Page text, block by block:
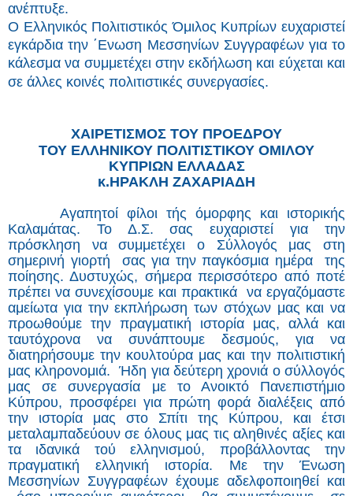
ανέπτυξε.
Ο Ελληνικός Πολιτιστικός Όμιλος Κυπρίων ευχαριστεί
εγκάρδια την ΄Ενωση Μεσσηνίων Συγγραφέων για το
κάλεσμα να συμμετέχει στην εκδήλωση και εύχεται και
σε άλλες κοινές πολιτιστικές συνεργασίες.
XAIΡΕΤΙΣΜΟΣ ΤΟΥ ΠΡΟΕΔΡΟΥ
ΤΟΥ ΕΛΛΗΝΙΚΟΥ ΠΟΛΙΤΙΣΤΙΚΟΥ ΟΜΙΛΟΥ
ΚΥΠΡΙΩΝ ΕΛΛΑΔΑΣ
κ.ΗΡΑΚΛΗ ΖΑΧΑΡΙΑΔΗ
Αγαπητοί φίλοι τής όμορφης και ιστορικής
Καλαμάτας. Το Δ.Σ. σας ευχαριστεί για την
πρόσκληση να συμμετέχει ο Σύλλογός μας στη
σημερινή γιορτή σας για την παγκόσμια ημέρα της
ποίησης. Δυστυχώς, σήμερα περισσότερο από ποτέ
πρέπει να συνεχίσουμε και πρακτικά να εργαζόμαστε
αμείωτα για την εκπλήρωση των στόχων μας και να
προωθούμε την πραγματική ιστορία μας, αλλά και
ταυτόχρονα να συνάπτουμε δεσμούς, για να
διατηρήσουμε την κουλτούρα μας και την πολιτιστική
μας κληρονομιά. Ήδη για δεύτερη χρονιά ο σύλλογός
μας σε συνεργασία με το Ανοικτό Πανεπιστήμιο
Κύπρου, προσφέρει για πρώτη φορά διαλέξεις από
την ιστορία μας στο Σπίτι της Κύπρου, και έτσι
μεταλαμπαδεύουν σε όλους μας τις αληθινές αξίες και
τα ιδανικά τού ελληνισμού, προβάλλοντας την
πραγματική ελληνική ιστορία. Με την Ένωση
Μεσσηνίων Συγγραφέων έχουμε αδελφοποιηθεί και